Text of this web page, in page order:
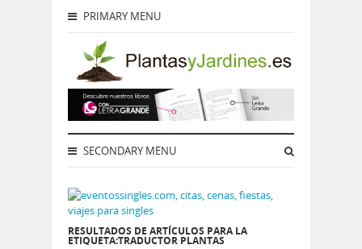
PRIMARY MENU
SECONDARY MENU
RESULTADOS DE ARTÍCULOS PARA LA
ETIQUETA:TRADUCTOR PLANTAS